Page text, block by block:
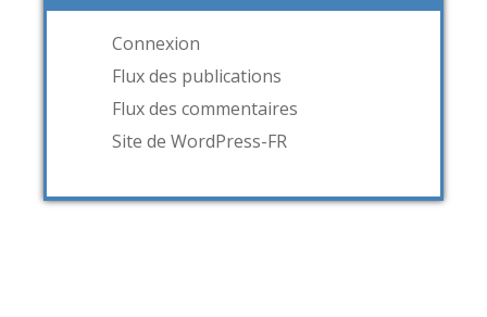
Connexion
Flux des publications
Flux des commentaires
Site de WordPress-FR